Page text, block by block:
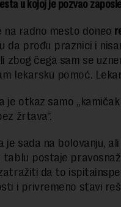
u kojoj je pozvao
na radno mesto doneo
da prođu praznici i
zbog čega sam se
lekarsku pomoć.
je otkaz samo
žrtava“.
je sada na bolovanju,
tablu postaje
da to
i privremeno stavi